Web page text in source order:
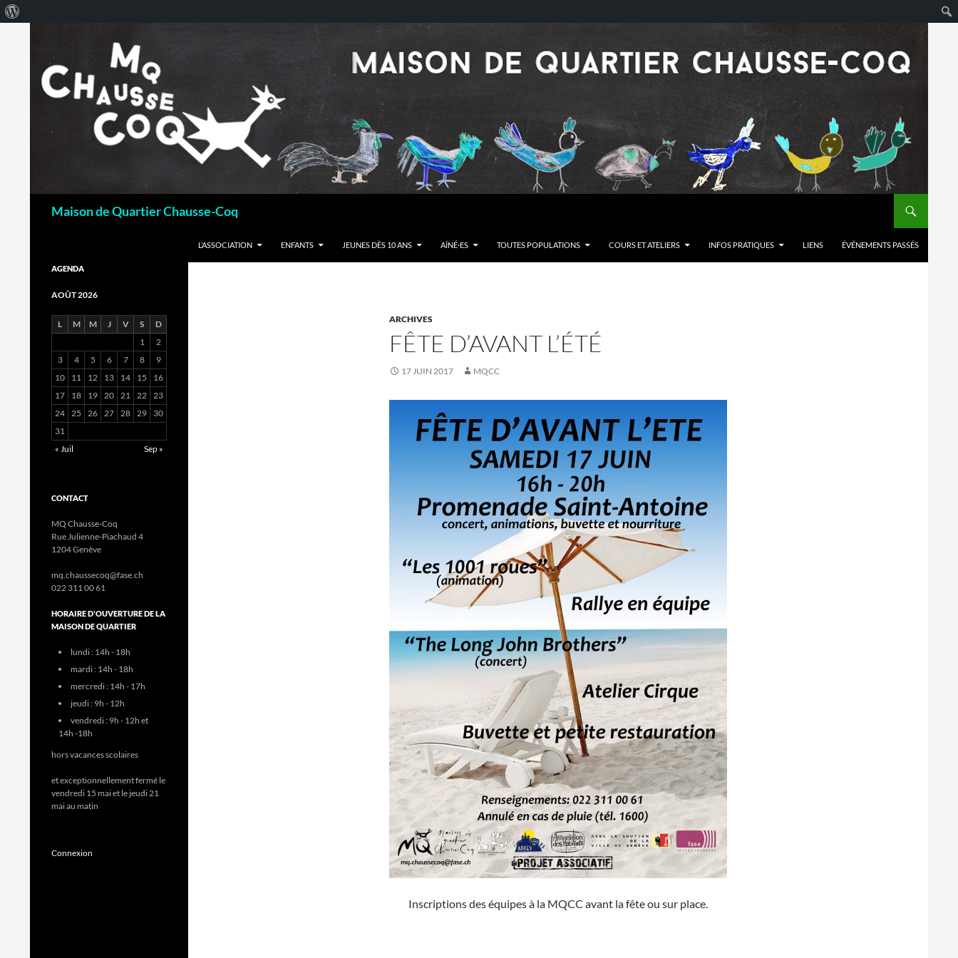
WordPress
Maison de Quartier Chausse-Coq
L’ASSOCIATION
ENFANTS JEUNES DÈS 10 ANS AÎNÉ·ES TOUTES POPULATIONS COURS ET ATELIERS INFOS PRATIQUES LIENS ÉVÉNEMENTS PASSÉS
ARCHIVES
FÊTE D’AVANT L’ÉTÉ
17 JUIN 2017 MQCC
Inscriptions des équipes à la MQCC avant la fête ou sur place.
AGENDA
AOÛT 2026
L M M J V S
D
1
2
3
4 5 6 7 8
9
10
11 12 13 14 15
16
17
18 19 20 21 22 23
24 25 26 27 28 29
30
31
« Juil
Sep »
CONTACT
MQ Chausse-Coq
Rue Julienne-Piachaud 4
1204 Genève
mq.chaussecoq@fase.ch
022 311 00 61
HORAIRE D'OUVERTURE DE LA
MAISON DE QUARTIER
lundi : 14h - 18h
mardi : 14h - 18h
mercredi : 14h - 17h
jeudi : 9h - 12h
vendredi : 9h - 12h et
14h -18h
hors vacances scolaires
et exceptionnellement fermé le
vendredi 15 mai et le jeudi 21
mai au matin
Connexion